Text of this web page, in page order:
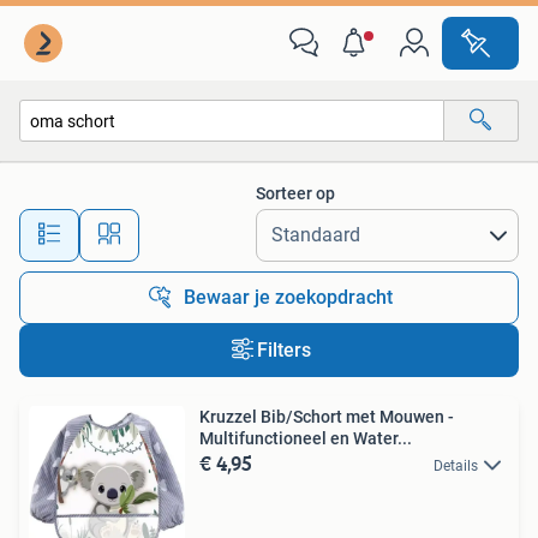
Alle afstanden…
Sorteer op
Bewaar je zoekopdracht
Filters
Kruzzel Bib/Schort met Mouwen -
Multifunctioneel en Water...
€ 4,95 Details